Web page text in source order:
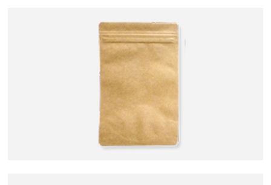
カモミール仙鶴草深蒸し茶業務用
予算・価格で探す
ハーブティー 緑茶